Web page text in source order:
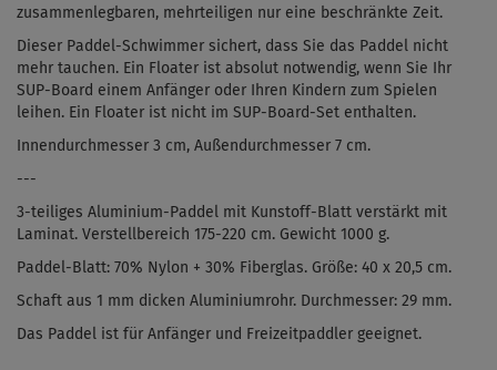
zusammenlegbaren, mehrteiligen nur eine beschränkte Zeit.
Dieser Paddel-Schwimmer sichert, dass Sie das Paddel nicht
mehr tauchen. Ein Floater ist absolut notwendig, wenn Sie Ihr
SUP-Board einem Anfänger oder Ihren Kindern zum Spielen
leihen. Ein Floater ist nicht im SUP-Board-Set enthalten.
Innendurchmesser 3 cm, Außendurchmesser 7 cm.
---
3-teiliges Aluminium-Paddel mit Kunstoff-Blatt verstärkt mit
Laminat. Verstellbereich 175-220 cm. Gewicht 1000 g.
Paddel-Blatt: 70% Nylon + 30% Fiberglas. Größe: 40 x 20,5 cm.
Schaft aus 1 mm dicken Aluminiumrohr. Durchmesser: 29 mm.
Das Paddel ist für Anfänger und Freizeitpaddler geeignet.